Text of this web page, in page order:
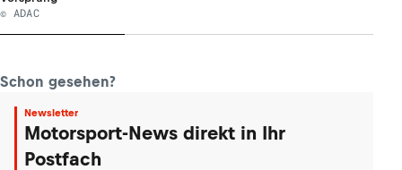
© ADAC
Schon gesehen?
Newsletter
Motorsport-News direkt in Ihr
Postfach